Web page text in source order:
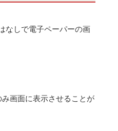
なしで電子ペーパーの画
画面に表示させることが